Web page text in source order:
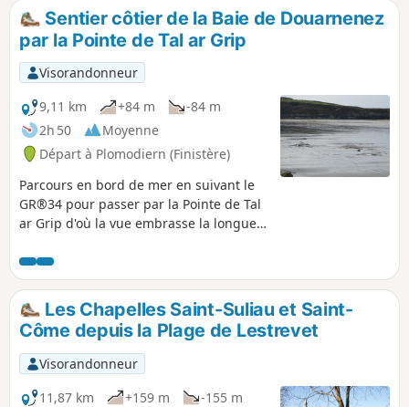
retrouver le sommet par le côté Est.
Sentier côtier de la Baie de Douarnenez
par la Pointe de Tal ar Grip
Visorandonneur
9,11 km
+84 m
-84 m
2h 50
Moyenne
Départ à Plomodiern (Finistère)
Parcours en bord de mer en suivant le
GR®34 pour passer par la Pointe de Tal
ar Grip d'où la vue embrasse la longue
routes pour découvrir la Chapelle Saint-
Sébastien et sa fontaine. Retrouver
enfin le sentier côtier de l'aller et
constater le changement de paysage au
gré de la marée. (Attention) au départ,
le GR® a été dévié sur une centaine de
mètres par la route (information
transmise par un visorandoneur)
Les Chapelles Saint-Suliau et Saint-
Côme depuis la Plage de Lestrevet
Visorandonneur
11,87 km
+159 m
-155 m